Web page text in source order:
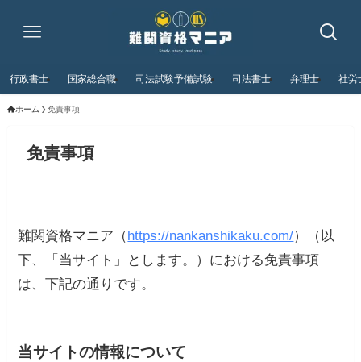
行政書士 国家総合職 司法試験予備試験 司法書士 弁理士 社労
ホーム 免責事項
免責事項
難関資格マニア（https://nankanshikaku.com/）（以
下、「当サイト」とします。）における免責事項
は、下記の通りです。
当サイトの情報について